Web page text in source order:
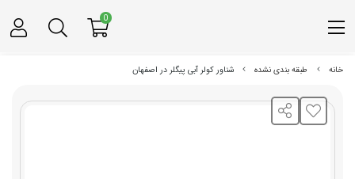
خانه طبقه بندی نشده شناور کولر آبی پیگلر در اصفهان
0